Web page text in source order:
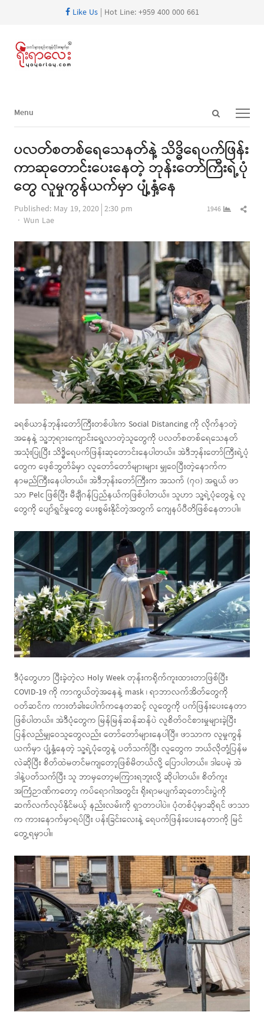
Like Us| Hot Line: +959 400 000 661
Open
panel
Menu
Menu
ပလတ်စတစ်ရေသေနတ်နဲ့ သိဒ္ဓိရေပက်ဖြန်း
ကာဆုတောင်းပေးနေတဲ့ ဘုန်းတော်ကြီးရဲ့ပုံ
တွေ လူမှုကွန်ယက်မှာ ပျံ့နှံ့နေ
Published: May 19, 2020 2:30 pm
Author
Wun Lae
1946
ခရစ်ယာန်ဘုန်းတော်ကြီးတစ်ပါးက Social Distancing ကို လိုက်နာတဲ့
အနေနဲ့ သူ့ဘုရားကျောင်းရှေ့လာတဲ့သူတွေကို ပလတ်စတစ်ရေသေနတ်
အသုံးပြုပြီး သိဒ္ဓိရေပက်ဖြန်းဆုတောင်းနေပါတယ်။ အဲဒီဘုန်းတော်ကြီးရဲ့ပုံ
တွေက ဖေ့စ်ဘွတ်ခ်မှာ လူတော်တော်များများ မျှဝေပြီးတဲ့နောက်က
နာမည်ကြီးနေပါတယ်။ အဲဒီဘုန်းတော်ကြီးက အသက် (၇၀) အရွယ် ဖာ
သာ Pelc ဖြစ်ပြီး မီချီဂန်ပြည်နယ်ကဖြစ်ပါတယ်။ သူဟာ သူ့ရဲ့ပုံတွေနဲ့ လူ
တွေကို ပျော်ရွှင်မှုတွေ ပေးစွမ်းနိုင်တဲ့အတွက် ကျေနပ်ပီတိဖြစ်နေတာပါ။
ဒီပုံတွေဟာ ပြီးခဲ့တဲ့လ Holy Week တုန်းကရိုက်ကူးထားတာဖြစ်ပြီး
COVID-19 ကို ကာကွယ်တဲ့အနေနဲ့ mask ၊ ရာဘာလက်အိတ်တွေကို
ဝတ်ဆင်က ကားတံခါးပေါက်ကနေတဆင့် လူတွေကို ပက်ဖြန်းပေးနေတာ
ဖြစ်ပါတယ်။ အဲဒီပုံတွေက မြန်မြန်ဆန်ဆန်ပဲ လူစိတ်ဝင်စားမှုများခဲ့ပြီး
ပြန်လည်မျှဝေသူတွေလည်း တော်တော်များနေပါပြီ။ ဖာသာက လူမှုကွန်
ယက်မှာ ပျံ့နှံ့နေတဲ့ သူ့ရဲ့ပုံတွေနဲ့ ပတ်သက်ပြီး လူတွေက ဘယ်လိုတုံ့ပြန်မ
လဲဆိုပြီး စိတ်ထဲမတင်မကျတော့ဖြစ်မိတယ်လို့ ပြောပါတယ်။ ဒါပေမဲ့ အဲ
ဒါနဲ့ပတ်သက်ပြီး သူ ဘာမှတော့မကြားရဘူးလို့ ဆိုပါတယ်။ စိတ်ကူး
အကြံဉာဏ်ကတော့ ကပ်ရောဂါအတွင်း ရိုးရာမပျက်ဆုတောင်းပွဲကို
ဆက်လက်လုပ်နိုင်မယ့် နည်းလမ်းကို ရှာတာပါပဲ။ ပုံတစ်ပုံမှာဆိုရင် ဖာသာ
က ကားနောက်မှာရပ်ပြီး ပန်းခြင်းလေးနဲ့ ရေပက်ဖြန်းပေးနေတာကို မြင်
တွေ့ရမှာပါ။